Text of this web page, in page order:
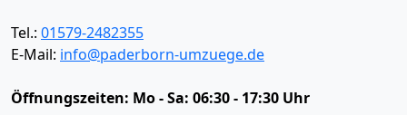
Tel.: 01579-2482355
E-Mail: info@paderborn-umzuege.de
Öffnungszeiten: Mo - Sa: 06:30 - 17:30 Uhr